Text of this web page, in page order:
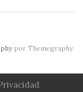
por Themegraphy